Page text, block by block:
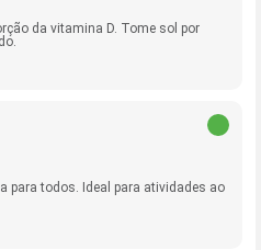
da vitamina D. Tome sol por
para todos. Ideal para atividades ao